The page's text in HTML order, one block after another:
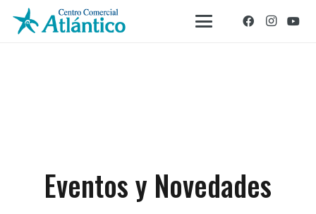
Eventos y Novedades